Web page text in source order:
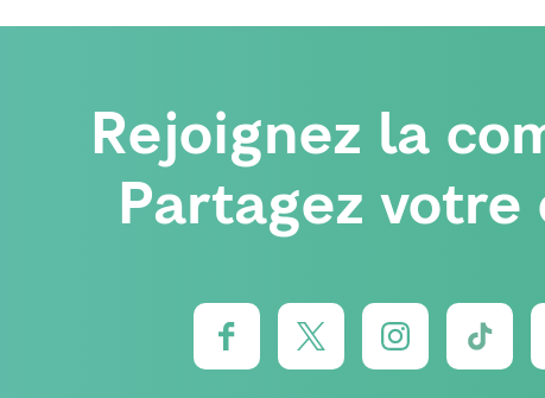
Rejoignez la
Partagez votre